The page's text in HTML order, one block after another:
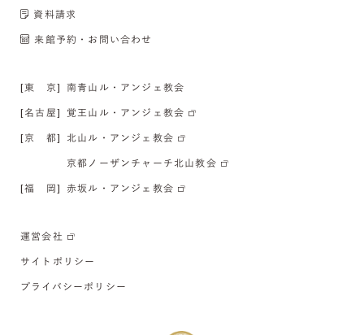
資料請求
来館予約・お問い合わせ
[東 京] 南青山ル・アンジェ教会
[名古屋] 覚王山ル・アンジェ教会
[京 都] 北山ル・アンジェ教会
京都ノーザンチャーチ北山教会
[福 岡] 赤坂ル・アンジェ教会
運営会社
サイトポリシー
プライバシーポリシー